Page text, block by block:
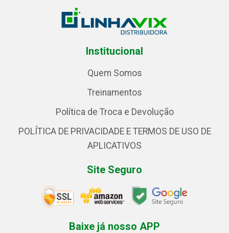
Institucional
Quem Somos
Treinamentos
Política de Troca e Devolução
POLÍTICA DE PRIVACIDADE E TERMOS DE USO DE
APLICATIVOS
Site Seguro
Baixe já nosso APP